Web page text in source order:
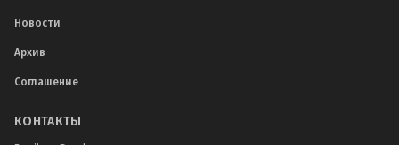
Новости
Архив
Соглашение
КОНТАКТЫ